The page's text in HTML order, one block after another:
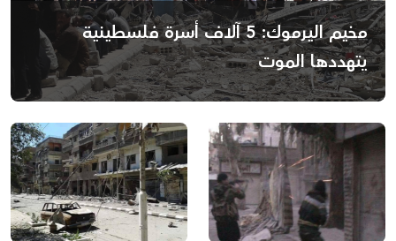
مخيم اليرموك: 5 آلاف أسرة فلسطينية
يتهددها الموت